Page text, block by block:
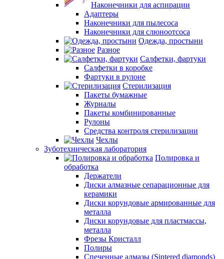
Наконечники для аспирации
Адаптеры
Наконечники для пылесоса
Наконечники для слюноотсоса
Одежда, простыни
Разное
Салфетки, фартуки
Салфетки в коробке
Фартуки в рулоне
Стерилизация
Пакеты бумажные
Журналы
Пакеты комбинированные
Рулоны
Средства контроля стерилизации
Чехлы
Зуботехническая лаборатория
Полировка и
обработка
Держатели
Диски алмазные сепарационные для
керамики
Диски корундовые армированные для
металла
Диски корундовые для пластмассы,
металла
Фрезы Кристалл
Полиры
Спеченные алмазы (Sintered diamonds)